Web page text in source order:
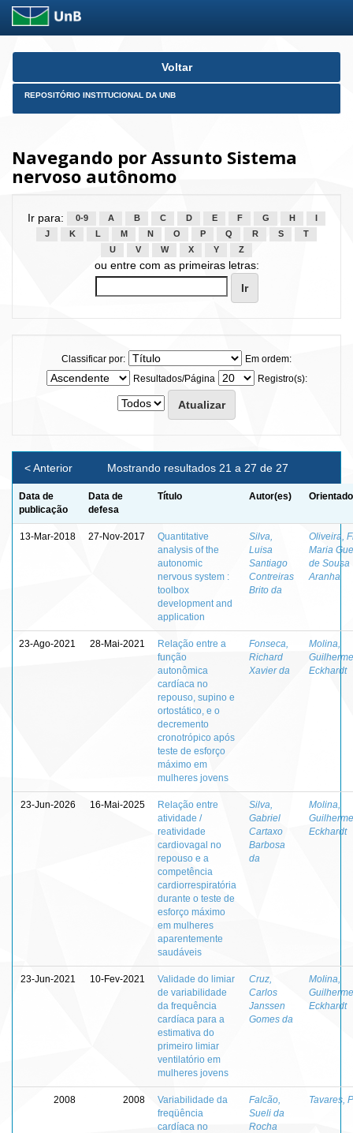
Skip
Voltar
REPOSITÓRIO INSTITUCIONAL DA UNB
Navegando por Assunto Sistema
nervoso autônomo
Ir para: 0-9 A B C D E F G H
J
K L M N O P Q R S
T
U
V W X Y Z
ou entre com as primeiras letras:
Classificar por:
Em ordem:
Resultados/Página
Registro(s):
Mostrando resultados 21 a 27 de 27
< Anterior
Data de
publicação
Data de
defesa
Título Autor(es)
13-Mar-2018 27-Nov-2017
Quantitative
analysis of the
autonomic
nervous system :
toolbox
development and
application
Silva,
Luisa
Santiago
Contreiras
Brito da
Oliveira,
Maria
de Sousa
Aranha
23-Ago-2021 28-Mai-2021
Relação entre a
função
autonômica
cardíaca no
repouso, supino e
ortostático, e o
decremento
cronotrópico após
teste de esforço
máximo em
mulheres jovens
Fonseca,
Richard
Xavier da
Molina,
Guilherme
Eckhardt
23-Jun-2026 16-Mai-2025
Relação entre
atividade /
reatividade
cardiovagal no
repouso e a
competência
cardiorrespiratória
durante o teste de
esforço máximo
em mulheres
aparentemente
saudáveis
Silva,
Gabriel
Cartaxo
Barbosa
da
Molina,
Guilherme
Eckhardt
23-Jun-2021 10-Fev-2021
Validade do limiar
de variabilidade
da frequência
cardíaca para a
estimativa do
primeiro limiar
ventilatório em
mulheres jovens
Cruz,
Carlos
Janssen
Gomes da
Molina,
Guilherme
Eckhardt
2008 2008
Variabilidade da
freqüência
cardíaca no
Falcão,
Sueli da
Rocha
Tavares,